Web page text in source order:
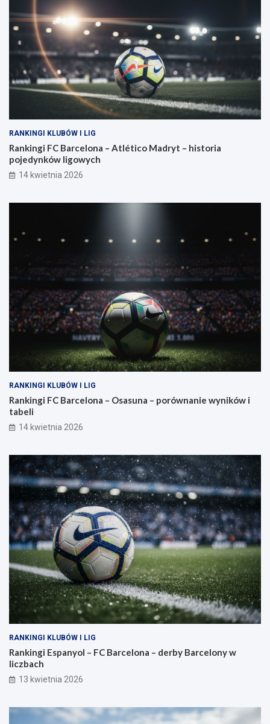
RANKINGI KLUBÓW I LIG
Rankingi FC Barcelona – Atlético Madryt – historia
pojedynków ligowych
14 kwietnia 2026
RANKINGI KLUBÓW I LIG
Rankingi FC Barcelona – Osasuna – porównanie wyników i
tabeli
14 kwietnia 2026
RANKINGI KLUBÓW I LIG
Rankingi Espanyol – FC Barcelona – derby Barcelony w
liczbach
13 kwietnia 2026